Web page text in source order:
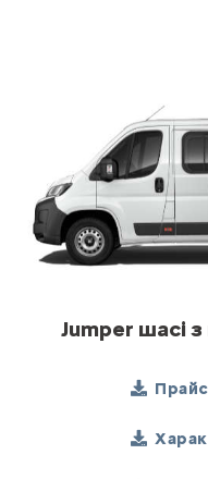
Jumper шасі